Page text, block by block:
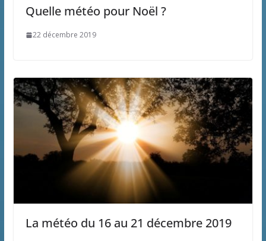
Quelle météo pour Noël ?
22 décembre 2019
La météo du 16 au 21 décembre 2019